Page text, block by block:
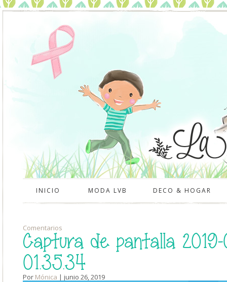
INICIO MODA LVB DECO & HOGAR
Comentarios
Captura de pantalla
01.35.34
Por Mónica | junio 26, 2019